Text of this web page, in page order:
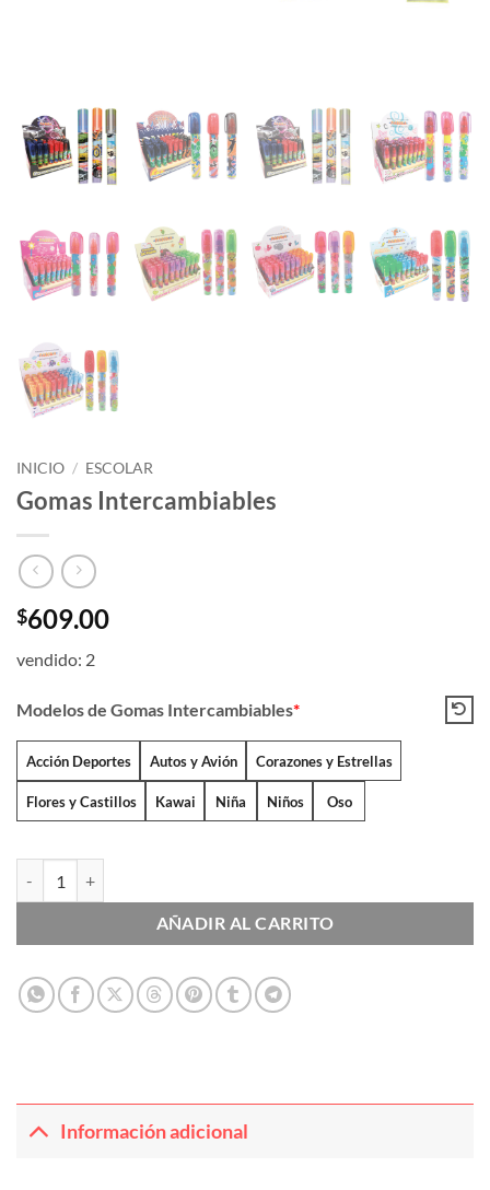
INICIO / ESCOLAR
Gomas Intercambiables
$609.00
vendido: 2
*
Modelos de Gomas Intercambiables
Acción Deportes Autos y Avión Corazones y Estrellas
Flores y Castillos Kawai Niña Niños Oso
AÑADIR AL CARRITO
Información adicional